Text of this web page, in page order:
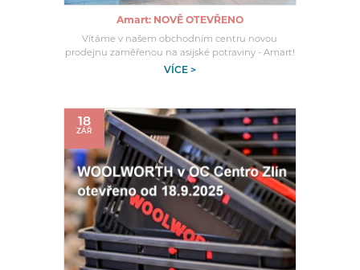
Amart: NOVĚ OTEVŘENO
Vítáme v našem obchodním centru novou
prodejnu zaměřenou na asijské potraviny - Amart!
VÍCE >
18
ZÁŘ